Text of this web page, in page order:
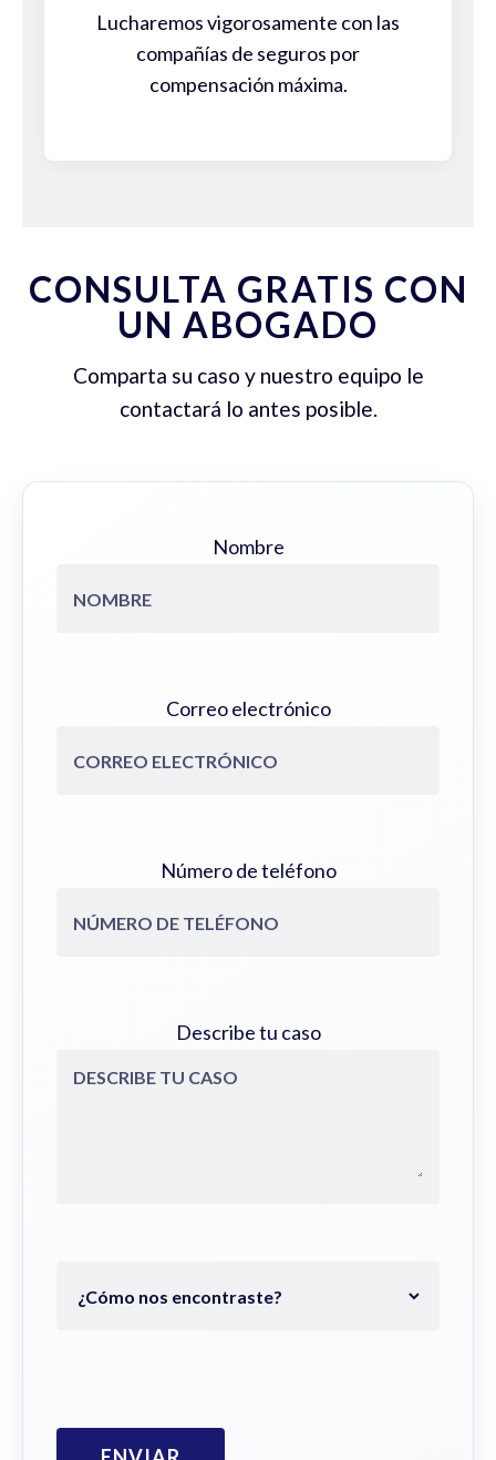
Lucharemos vigorosamente con las
compañías de seguros por
compensación máxima.
CONSULTA GRATIS CON
UN ABOGADO
Comparta su caso y nuestro equipo le
contactará lo antes posible.
Nombre
Correo electrónico
Número de teléfono
Describe tu caso